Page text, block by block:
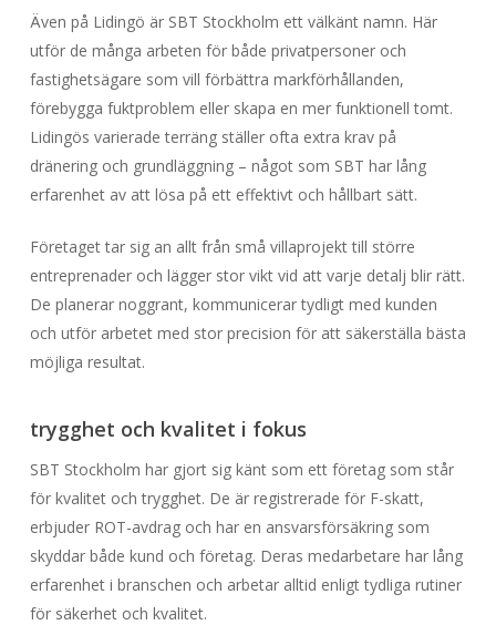
Även på Lidingö är SBT Stockholm ett välkänt namn. Här
utför de många arbeten för både privatpersoner och
fastighetsägare som vill förbättra markförhållanden,
förebygga fuktproblem eller skapa en mer funktionell tomt.
Lidingös varierade terräng ställer ofta extra krav på
dränering och grundläggning – något som SBT har lång
erfarenhet av att lösa på ett effektivt och hållbart sätt.
Företaget tar sig an allt från små villaprojekt till större
entreprenader och lägger stor vikt vid att varje detalj blir rätt.
De planerar noggrant, kommunicerar tydligt med kunden
och utför arbetet med stor precision för att säkerställa bästa
möjliga resultat.
trygghet och kvalitet i fokus
SBT Stockholm har gjort sig känt som ett företag som står
för kvalitet och trygghet. De är registrerade för F-skatt,
erbjuder ROT-avdrag och har en ansvarsförsäkring som
skyddar både kund och företag. Deras medarbetare har lång
erfarenhet i branschen och arbetar alltid enligt tydliga rutiner
för säkerhet och kvalitet.